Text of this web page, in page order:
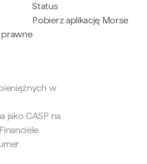
Status
Pobierz aplikację Morse
w
jako CASP na